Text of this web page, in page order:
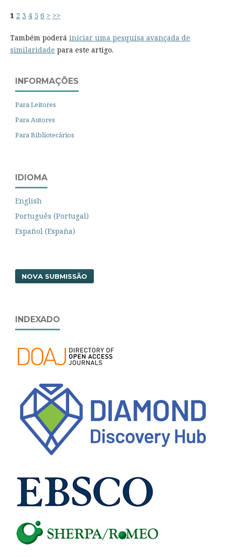
1 2 3 4 5 6 > >>
Também poderá iniciar uma pesquisa avançada de
similaridade para este artigo.
INFORMAÇÕES
Para Leitores
Para Autores
Para Bibliotecários
IDIOMA
English
Português (Portugal)
Español (España)
NOVA SUBMISSÃO
INDEXADO